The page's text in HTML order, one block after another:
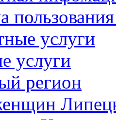
услуги
услуги
регион